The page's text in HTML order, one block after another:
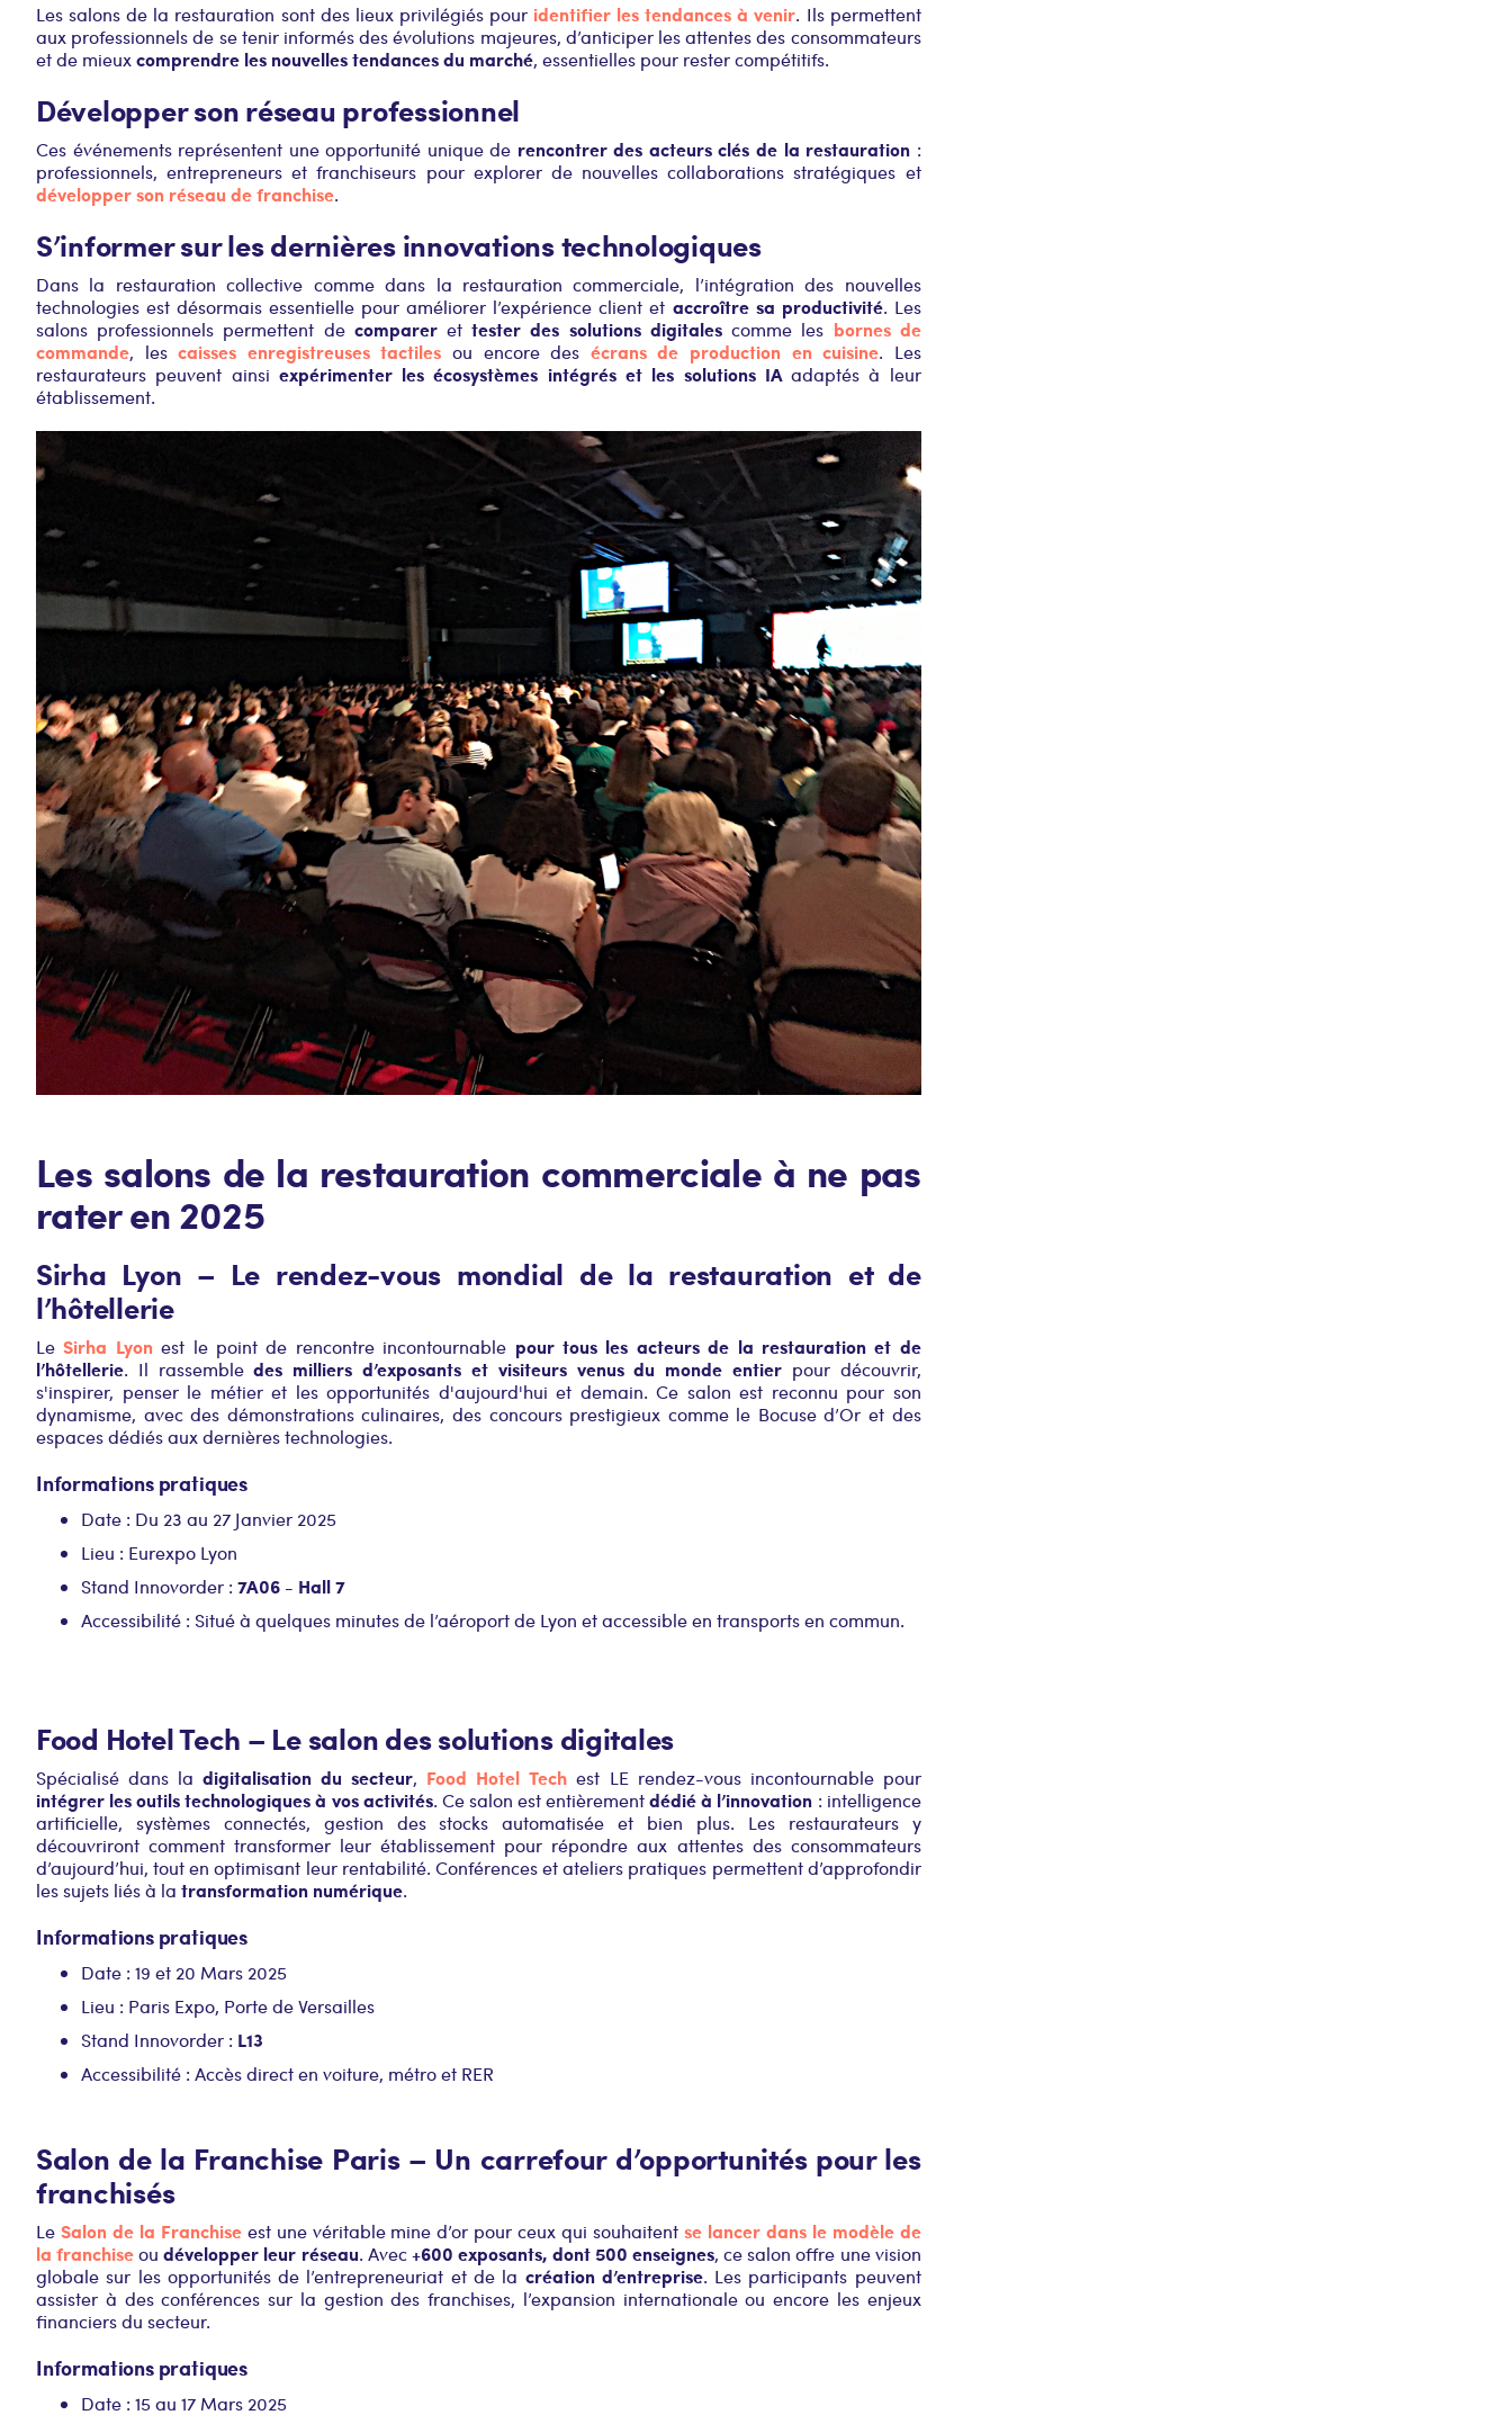
Les salons de la restauration sont des lieux privilégiés pour identifier les tendances à venir. Ils permettent
aux professionnels de se tenir informés des évolutions majeures, d’anticiper les attentes des consommateurs
et de mieux comprendre les nouvelles tendances du marché, essentielles pour rester compétitifs.
Développer son réseau professionnel
Ces événements représentent une opportunité unique de rencontrer des acteurs clés de la restauration :
professionnels, entrepreneurs et franchiseurs pour explorer de nouvelles collaborations stratégiques et
développer son réseau de franchise.
S’informer sur les dernières innovations technologiques
Dans la restauration collective comme dans la restauration commerciale, l’intégration des nouvelles
technologies est désormais essentielle pour améliorer l’expérience client et accroître sa productivité. Les
salons professionnels permettent de comparerettester des solutions digitalescomme les bornes de
commande, lescaisses enregistreuses tactiles ou encore des écrans de production en cuisine. Les
restaurateurs peuvent ainsi expérimenter les écosystèmes intégrés et les solutions IAadaptés à leur
établissement.
Les salons de la restauration commerciale à ne pas
rater en 2025
Sirha Lyon – Le rendez-vous mondial de la restauration et de
l’hôtellerie
LeSirha Lyon est le point de rencontre incontournable pour tous les acteurs de la restauration et de
l’hôtellerie. Il rassembledes milliers d’exposants et visiteurs venus du monde entier pour découvrir,
s'inspirer, penser le métier et les opportunités d'aujourd'hui et demain. Ce salon est reconnu pour son
dynamisme, avec des démonstrations culinaires, des concours prestigieux comme le Bocuse d’Or et des
espaces dédiés aux dernières technologies.
Informations pratiques
Date : Du 23 au 27 Janvier 2025
Lieu : Eurexpo Lyon
Stand Innovorder : 7A06 - Hall 7
Accessibilité : Situé à quelques minutes de l’aéroport de Lyon et accessible en transports en commun.
Food Hotel Tech – Le salon des solutions digitales
Spécialisé dans ladigitalisation du secteur, Food Hotel Tech est LE rendez-vous incontournable pour
intégrer les outils technologiques à vos activités. Ce salon est entièrementdédié à l’innovation : intelligence
artificielle, systèmes connectés, gestion des stocks automatisée et bien plus. Les restaurateurs y
découvriront comment transformer leur établissement pour répondre aux attentes des consommateurs
d’aujourd’hui, tout en optimisant leur rentabilité. Conférences et ateliers pratiques permettent d’approfondir
les sujets liés à la transformation numérique.
Informations pratiques
Date : 19 et 20 Mars 2025
Lieu : Paris Expo, Porte de Versailles
Stand Innovorder : L13
Accessibilité : Accès direct en voiture, métro et RER
Salon de la Franchise Paris – Un carrefour d’opportunités pour les
franchisés
Le Salon de la Franchiseest une véritable mine d’or pour ceux qui souhaitentse lancer dans le modèle de
la franchiseoudévelopper leur réseau. Avec+600 exposants, dont 500 enseignes, ce salon offre une vision
globale sur les opportunités de l’entrepreneuriat et de la création d’entreprise. Les participants peuvent
assister à des conférences sur la gestion des franchises, l’expansion internationale ou encore les enjeux
financiers du secteur.
Informations pratiques
Date : 15 au 17 Mars 2025